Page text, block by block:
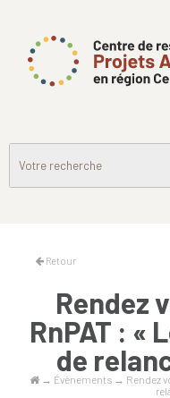
Retour
Rendez
RnPAT : «
de
→ Évènements → Rendez